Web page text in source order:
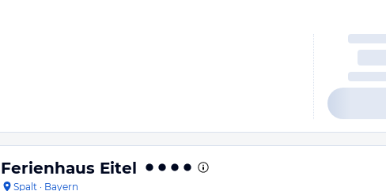
Ferienhaus Eitel
Spalt · Bayern